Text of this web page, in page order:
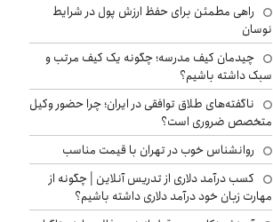
راهی مطمئن برای حفظ ارزش پول در شرایط
نوسان
چیدمان کیف مدرسه؛ چگونه یک کیف مرتب و
سبک داشته باشیم؟
ناگفته‌های طلاق توافقی در ایران؛ چرا حضور وکیل
متخصص ضروری است؟
روانشناس خوب در تهران با قیمت مناسب
کسب درآمد دلاری از تدریس آنلاین | چگونه از
مهارت زبان خود درآمد دلاری داشته باشیم؟